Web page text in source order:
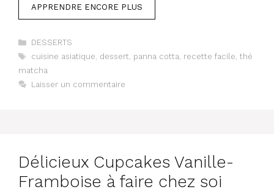
APPRENDRE ENCORE PLUS
Catégories
DESSERTS
Étiquettes
cuisine asiatique, dessert, panna cotta, recette facile, thé
matcha
Laisser un commentaire
Délicieux Cupcakes Vanille-
Framboise à faire chez soi